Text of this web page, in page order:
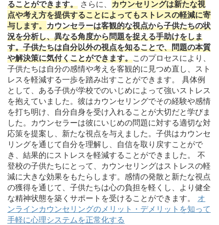
ることができます。 さらに、 カウンセリングは新たな視
点や考え方を提供することによってもストレスの軽減に寄
与します。 カウンセラーは客観的な視点から子供たちの状
況を分析し、異なる角度から問題を捉える手助けをしま
す。子供たちは自分以外の視点を知ることで、問題の本質
や解決策に気付くことができます。このプロセスにより、
子供たちは自分の感情や考えを客観的に見つめ直し、スト
レスを軽減する一歩を踏み出すことができます。 具体例
として、ある子供が学校でのいじめによって強いストレス
を抱えていました。彼はカウンセリングでその経験や感情
を打ち明け、自分自身を受け入れることが大切だと学びま
した。カウンセラーは彼にいじめの問題に対する適切な対
応策を提案し、新たな視点を与えました。子供はカウンセ
リングを通じて自分を理解し、自信を取り戻すことがで
き、結果的にストレスを軽減することができました。 不
登校の子供たちにとって、カウンセリングはストレスの軽
減に大きな効果をもたらします。感情の発散と新たな視点
の獲得を通じて、子供たちは心の負担を軽くし、より健全
な精神状態を築くサポートを受けることができます。 オ
ンラインカウンセリングのメリット・デメリットを知って
手軽に心理システムを正常化する